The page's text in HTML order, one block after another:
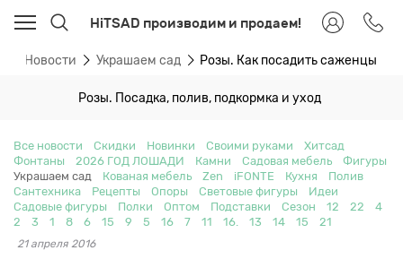
HiTSAD производим и продаем!
Новости Украшаем сад Розы. Как посадить саженцы
Розы. Посадка, полив, подкормка и уход
Все новости Скидки Новинки Своими руками
Хитсад
Фонтаны
2026 ГОД ЛОШАДИ Камни Садовая мебель
Фигуры
Украшаем сад
Кованая мебель Zen iFONTE Кухня
Полив
Сантехника
Рецепты Опоры Световые фигуры
Идеи
Садовые фигуры
Полки Оптом Подставки Сезон 12 22
4
2
3 1 8 6 15 9 5 16 7 11 16. 13 14 15 21
21 апреля 2016